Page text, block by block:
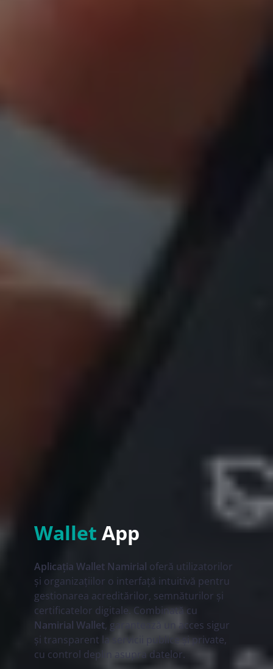
Wallet App
Aplicația Wallet Namirial oferă utilizatorilor
și organizațiilor o interfață intuitivă pentru
gestionarea acreditărilor, semnăturilor și
certificatelor digitale. Combinată cu
Namirial Wallet, garantează un acces sigur
și transparent la servicii publice și private,
cu control deplin asupra datelor.